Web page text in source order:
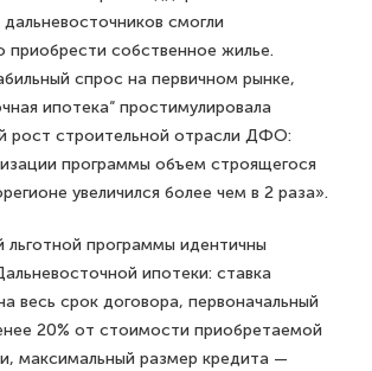
смогли
собственное жилье.
спрос на первичном рынке,
ипотека“ простимулировала
строительной отрасли ДФО:
программы объем строящегося
увеличился более чем в 2 раза».
льготной программы идентичны
ипотеки: ставка
весь срок договора, первоначальный
20% от стоимости приобретаемой
максимальный размер кредита —